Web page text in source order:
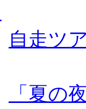
自走ツ
「夏の